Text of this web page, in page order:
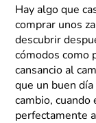
Hay algo que
comprar unos
descubrir
cómodos como
cansancio al
que un buen
cambio, cuando
perfectamente